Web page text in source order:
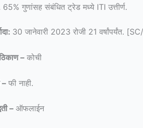
65% गुणांसह संबंधित ट्रेड मध्ये ITI उत्तीर्ण.
30 जानेवारी 2023 रोजी 21 वर्षांपर्यंत.
– कोची
– फी नाही.
– ऑफलाईन